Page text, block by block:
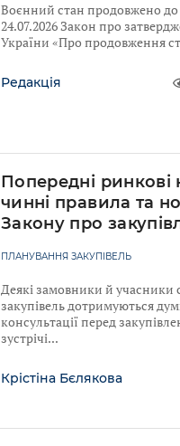
Воєнний стан продовжено до
24.07.2026 Закон про
України «Про продовження
Редакція
Попередні ринкові
чинні правила та
Закону про
ПЛАНУВАННЯ ЗАКУПІВЕЛЬ
Деякі замовники й учасники
закупівель дотримуються
консультації перед
зустрічі
Крістіна Бєлякова